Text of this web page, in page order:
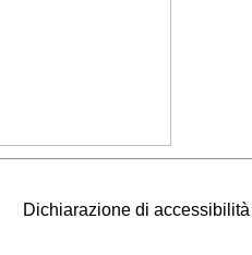
Dichiarazione di